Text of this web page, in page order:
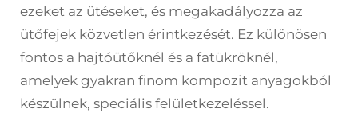
ezeket az ütéseket, és megakadályozza az
ütőfejek közvetlen érintkezését. Ez különösen
fontos a hajtóütőknél és a fatükröknél,
amelyek gyakran finom kompozit anyagokból
készülnek, speciális felületkezeléssel.